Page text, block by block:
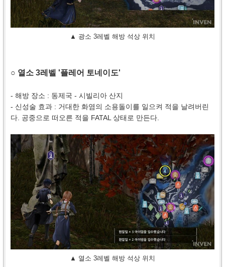
▲ 광소 3레벨 해방 석상 위치
○ 열소 3레벨 '플레어 토네이도'
- 해방 장소 : 동제국 - 시빌리아 산지
- 신성술 효과 : 거대한 화염의 소용돌이를 일으켜 적을 날려버린
다. 공중으로 떠오른 적을 FATAL 상태로 만든다.
▲ 열소 3레벨 해방 석상 위치